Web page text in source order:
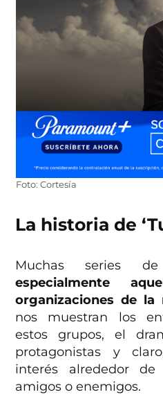
Foto: Cortesía
La historia de
Muchas series
especialmente
organizaciones de la
nos muestran los
estos grupos, el
protagonistas y
interés alrededor
amigos o enemigos.